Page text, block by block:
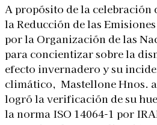
default
A propósito de la
la Reducción de las
por la Organización de las
para concientizar sobre la
efecto invernadero y su
climático, Mastellone Hnos.
logró la verificación de su
la norma ISO 14064-1 por